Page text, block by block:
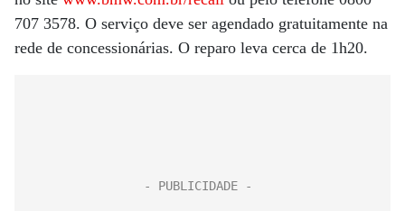
707 3578. O serviço deve ser agendado gratuitamente na
rede de concessionárias. O reparo leva cerca de 1h20.